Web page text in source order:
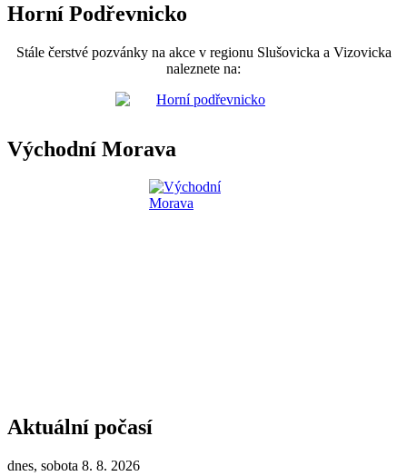
Horní Podřevnicko
Stále čerstvé pozvánky na akce v regionu Slušovicka a Vizovicka
naleznete na:
Východní Morava
Aktuální počasí
dnes, sobota 8. 8. 2026